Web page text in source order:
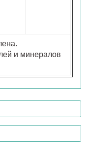
и минералов